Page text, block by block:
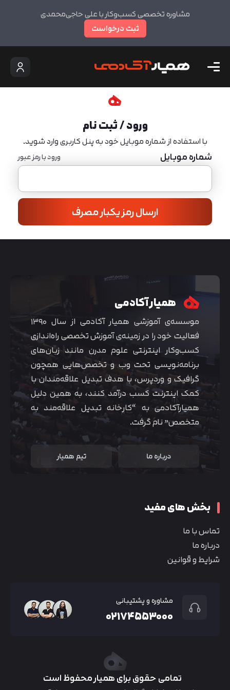
مشاوره تخصصی کسب‌وکار با علی حاجی‌محمدی
ثبت درخواست
ورود / ثبت نام
با استفاده از شماره موبایل خود به پنل کاربری وارد شوید.
شماره موبایل ورود با رمز عبور
ارسال رمز یکبار مصرف
همیار آکادمی
موسسه‌ی آموزشی همیار آکادمی از سال ۱۳۹۰
فعالیت خود را در زمینه‌ی آموزش تخصصی راه‌اندازی
کسب‌و‌کار اینترنتی علوم مدرن مانند زبان‌های
برنامه‌نویسی تحت وب و تخصص‌هایی همچون
گرافیک و وردپرس، با هدف تبدیل علاقه‌مندان با
کمک اینترنت کسب درآمد کنند، به همین دلیل
همیارآکادمی به “کارخانه تبدیل علاقه‌مند به
متخصص” نام گرفت.
درباره ما تیم همیار
بخش های مفید
تماس با ما
درباره ما
شرایط و قوانین
مشاوره و پشتیبانی
۰۲۱۷۴۵۵۳۰۰۰
تمامی حقوق برای همیار محفوظ است
متوجه شدم